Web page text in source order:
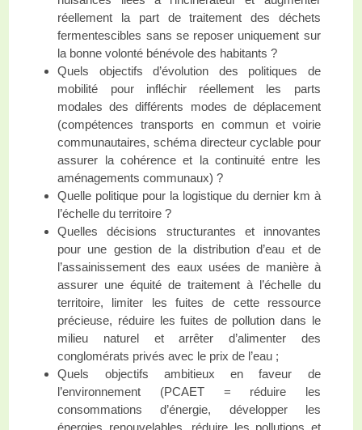
réellement la part de traitement des déchets
fermentescibles sans se reposer uniquement sur
la bonne volonté bénévole des habitants ?
Quels objectifs d’évolution des politiques de
mobilité pour infléchir réellement les parts
modales des différents modes de déplacement
(compétences transports en commun et voirie
communautaires, schéma directeur cyclable pour
assurer la cohérence et la continuité entre les
aménagements communaux) ?
Quelle politique pour la logistique du dernier km à
l’échelle du territoire ?
Quelles décisions structurantes et innovantes
pour une gestion de la distribution d’eau et de
l’assainissement des eaux usées de manière à
assurer une équité de traitement à l’échelle du
territoire, limiter les fuites de cette ressource
précieuse, réduire les fuites de pollution dans le
milieu naturel et arrêter d’alimenter des
conglomérats privés avec le prix de l’eau ;
Quels objectifs ambitieux en faveur de
l’environnement (PCAET = réduire les
consommations d’énergie, développer les
énergies renouvelables, réduire les pollutions et